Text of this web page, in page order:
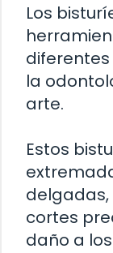
Los
la
arte.
Estos
cortes
daño a